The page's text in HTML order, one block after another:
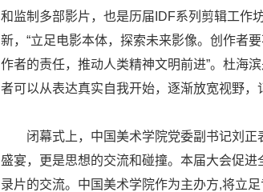
和监制多部影片，也是历届IDF系列剪辑工作
新，“立足电影本体，探索未来影像。创作者
作者的责任，推动人类精神文明前进”。杜海
者可以从表达真实自我开始，逐渐放宽视野，
闭幕式上，中国美术学院党委副书记刘
盛宴，更是思想的交流和碰撞。本届大会促
录片的交流。中国美术学院作为主办方,将立